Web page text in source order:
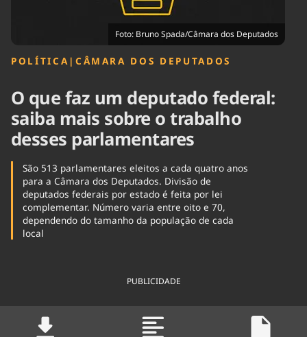
Foto: Bruno Spada/Câmara dos Deputados
POLÍTICA | CÂMARA DOS DEPUTADOS
O que faz um deputado federal:
saiba mais sobre o trabalho
desses parlamentares
São 513 parlamentares eleitos a cada quatro anos
para a Câmara dos Deputados. Divisão de
deputados federais por estado é feita por lei
complementar. Número varia entre oito e 70,
dependendo do tamanho da população de cada
local
PUBLICIDADE